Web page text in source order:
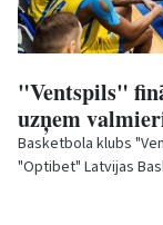
"Ventspils"
uzņem
Basketbola klubs
"Optibet" Latvijas